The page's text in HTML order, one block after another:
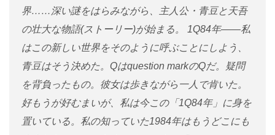
界……深い謎をはらみながら、主人公・青豆と天吾
の壮大な物語(ストーリー)が始まる。 1Q84年――私
はこの新しい世界をそのように呼ぶことにしよう、
青豆はそう決めた。Qはquestion markのQだ。疑問
を背負ったもの。彼女は歩きながら一人で肯いた。
好もうが好むまいが、私は今この「1Q84年」に身を
置いている。私の知っていた1984年はもうどこにも